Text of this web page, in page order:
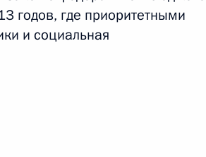
Нурсултану
годов, где приоритетными
и социальная